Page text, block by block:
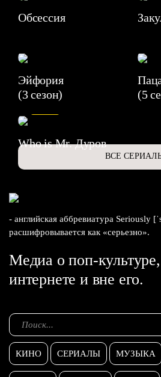
Обсессия
Эйфория
(3 сезон)
(5
Who is Mr. Дуров
ВСЕ
- английская аббревиатура Seriously
расшифровывается как «серьезно».
Медиа о поп-
интернете и вне его.
КИНО СЕРИАЛЫ МУЗЫКА